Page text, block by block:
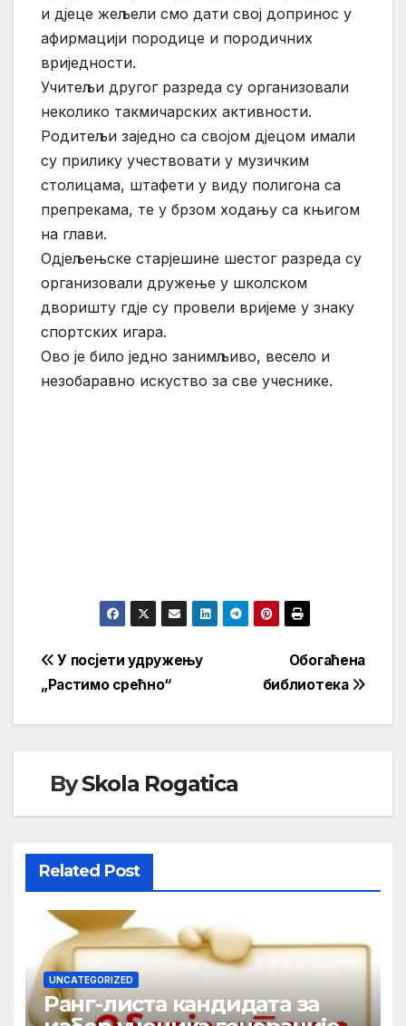
и дјеце жељели смо дати свој допринос у
афирмацији породице и породичних
вриједности.
Учитељи другог разреда су организовали
неколико такмичарских активности.
Родитељи заједно са својом дјецом имали
су прилику учествовати у музичким
столицама, штафети у виду полигона са
препрекама, те у брзом ходању са књигом
на глави.
Одјељењске старјешине шестог разреда су
организовали дружење у школском
дворишту гдје су провели вријеме у знаку
спортских игара.
Ово је било једно занимљиво, весело и
незобаравно искуство за све учеснике.
Кретање
чланка
Обогаћена
библиотека
У посјети удружењу
„Растимо срећно“
BySkola Rogatica
Related Post
UNCATEGORIZED
Ранг-листа кандидата за